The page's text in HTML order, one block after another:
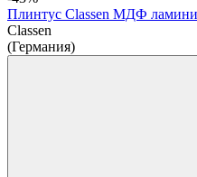
Плинтус Classen МДФ
Classen
(Германия)